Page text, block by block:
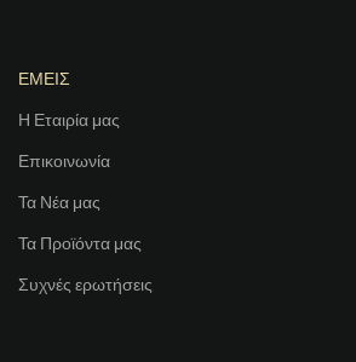
ΕΜΕΙΣ
Η Εταιρία μας
Επικοινωνία
Τα Νέα μας
Τα Προϊόντα μας
Συχνές ερωτήσεις